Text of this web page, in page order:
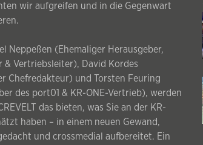
wir aufgreifen und in die Gegenwart
Neppeßen (Ehemaliger Herausgeber,
& Vertriebsleiter), David Kordes
Chefredakteur) und Torsten Feuring
des port01 & KR-ONE-Vertrieb), werden
das bieten, was Sie an der KR-
haben – in einem neuen Gewand,
und crossmedial aufbereitet. Ein